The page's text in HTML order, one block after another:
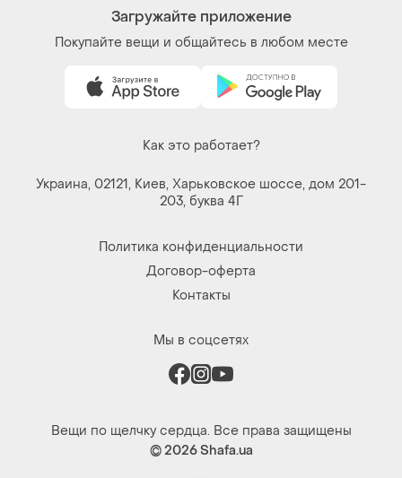
Загружайте приложение
Покупайте вещи и общайтесь в любом месте
Как это работает?
Украина, 02121, Киев, Харьковское шоссе, дом 201-
203, буква 4Г
Политика конфиденциальности
Договор-оферта
Контакты
Мы в соцсетях
Вещи по щелчку сердца. Все права защищены
© 2026Shafa.ua